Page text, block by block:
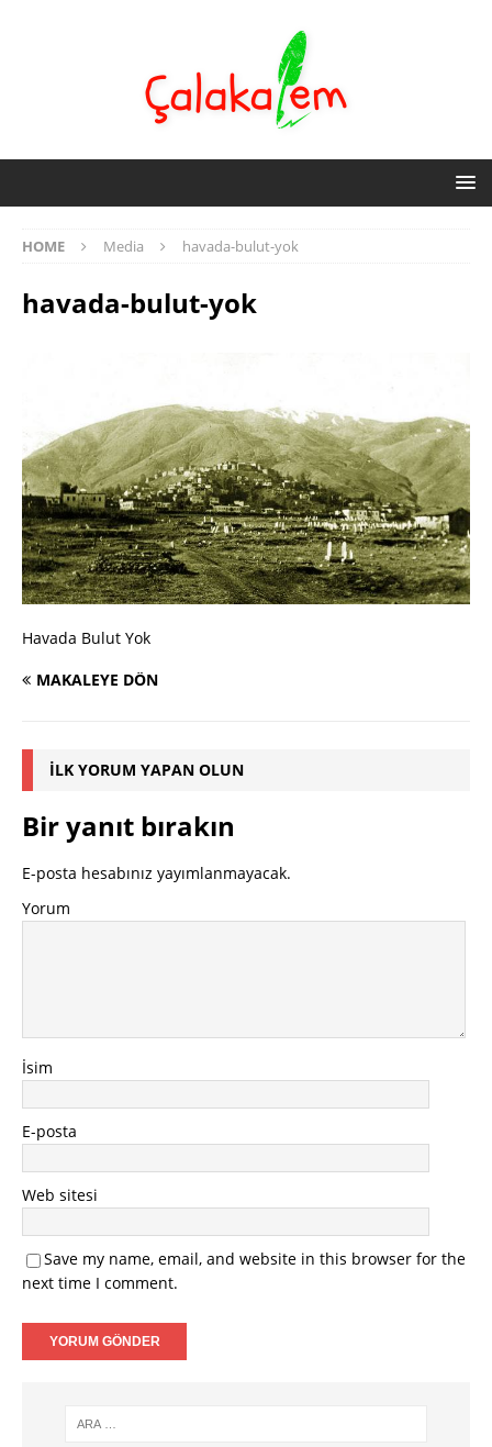
HOME Media havada-bulut-yok
havada-bulut-yok
Havada Bulut Yok
MAKALEYE DÖN
İLK YORUM YAPAN OLUN
Bir yanıt bırakın
E-posta hesabınız yayımlanmayacak.
Yorum
İsim
E-posta
Web sitesi
Save my name, email, and website in this browser for the
next time I comment.